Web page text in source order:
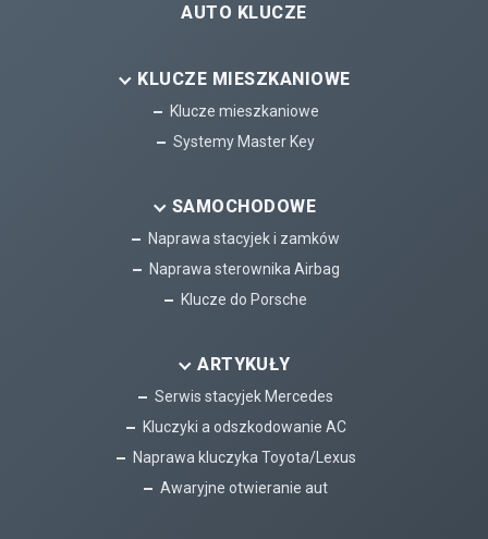
AUTO KLUCZE
KLUCZE MIESZKANIOWE
Klucze mieszkaniowe
Systemy Master Key
SAMOCHODOWE
Naprawa stacyjek i zamków
Naprawa sterownika Airbag
Klucze do Porsche
ARTYKUŁY
Serwis stacyjek Mercedes
Kluczyki a odszkodowanie AC
Naprawa kluczyka Toyota/Lexus
Awaryjne otwieranie aut